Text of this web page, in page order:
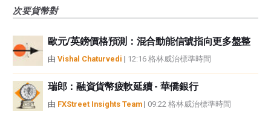
次要貨幣對
歐元/英鎊價格預測：混合動能信號指向更多盤整
由 Vishal Chaturvedi | 12:16 格林威治標準時間
瑞郎：融資貨幣疲軟延續 - 華僑銀行
由 FXStreet Insights Team | 09:22 格林威治標準時間